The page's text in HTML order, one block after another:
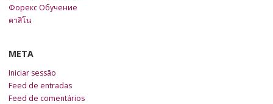
Форекс Обучение
คาสิโน
META
Iniciar sessão
Feed de entradas
Feed de comentários